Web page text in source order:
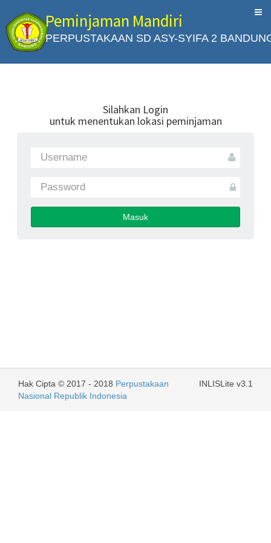
Peminjaman Mandiri
PERPUSTAKAAN SD ASY-SYIFA 2
Silahkan Login
untuk menentukan lokasi peminjaman
Masuk
INLISLite v3.1
Hak Cipta © 2017 - 2018 Perpustakaan
Nasional Republik Indonesia